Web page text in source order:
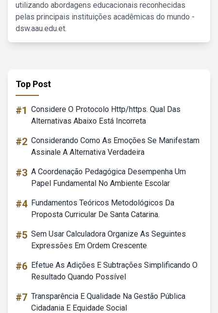
utilizando abordagens educacionais reconhecidas
pelas principais instituições acadêmicas do mundo -
dsw.aau.edu.et.
Top Post
#1 Considere O Protocolo Http/https. Qual Das
Alternativas Abaixo Está Incorreta
#2 Considerando Como As Emoções Se Manifestam
Assinale A Alternativa Verdadeira
#3 A Coordenação Pedagógica Desempenha Um
Papel Fundamental No Ambiente Escolar
#4 Fundamentos Teóricos Metodológicos Da
Proposta Curricular De Santa Catarina.
#5 Sem Usar Calculadora Organize As Seguintes
Expressões Em Ordem Crescente
#6 Efetue As Adições E Subtrações Simplificando O
Resultado Quando Possível
#7 Transparência E Qualidade Na Gestão Pública
Cidadania E Equidade Social